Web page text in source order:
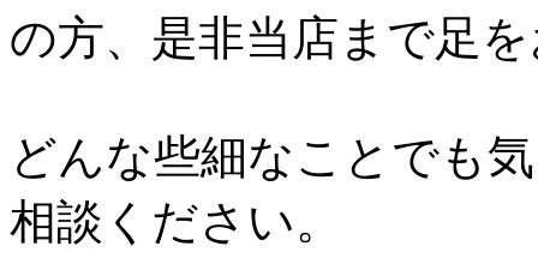
の方、是非当店まで足
どんな些細なことでも
相談ください。